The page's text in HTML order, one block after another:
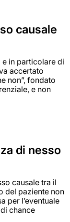
causale
in particolare di
accertato
non”, fondato
e non
di nesso
causale tra il
del paziente non
per l’eventuale
chance